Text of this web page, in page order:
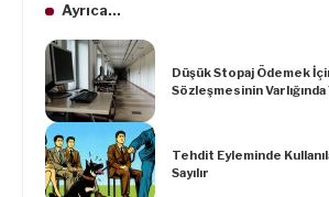
Ayrıca...
Düşük Stopaj Ödemek
Sözleşmesinin
Tehdit Eyleminde
Sayılır